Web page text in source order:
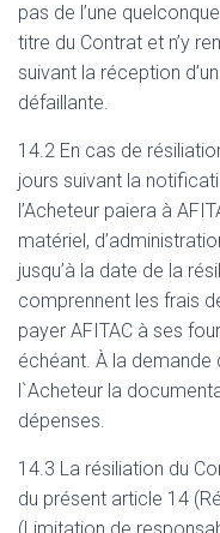
pas de l’une
titre du Contrat et n’y
suivant la réception
défaillante.
14.2 En cas de
jours suivant la
l’Acheteur paiera à
matériel,
jusqu’à la date de la
comprennent les frais
payer AFITAC à ses
échéant. À la demande
l`Acheteur la
dépenses.
14.3 La résiliation du
du présent article 14